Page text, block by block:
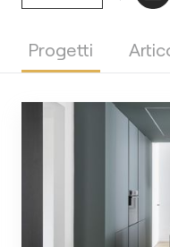
Progetti